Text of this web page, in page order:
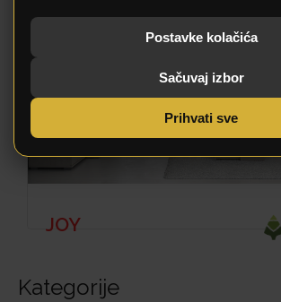
JOY
Kategorije
Postavke kolačića
Sačuvaj izbor
Prihvati sve